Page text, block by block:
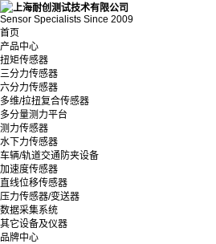
Sensor Specialists Since 2009
首页
产品中心
扭矩传感器
三分力传感器
六分力传感器
多维/拉扭复合传感器
多分量测力平台
测力传感器
水下力传感器
车辆/轨道交通防夹设备
加速度传感器
直线位移传感器
压力传感器/变送器
数据采集系统
其它设备及仪器
品牌中心